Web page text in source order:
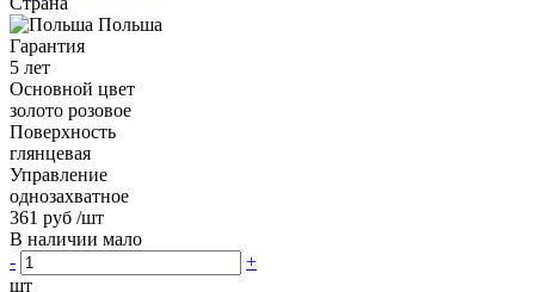
Польша
Гарантия
5 лет
Основной цвет
золото розовое
Поверхность
глянцевая
Управление
однозахватное
361 руб /шт
В наличии мало
-
+
шт